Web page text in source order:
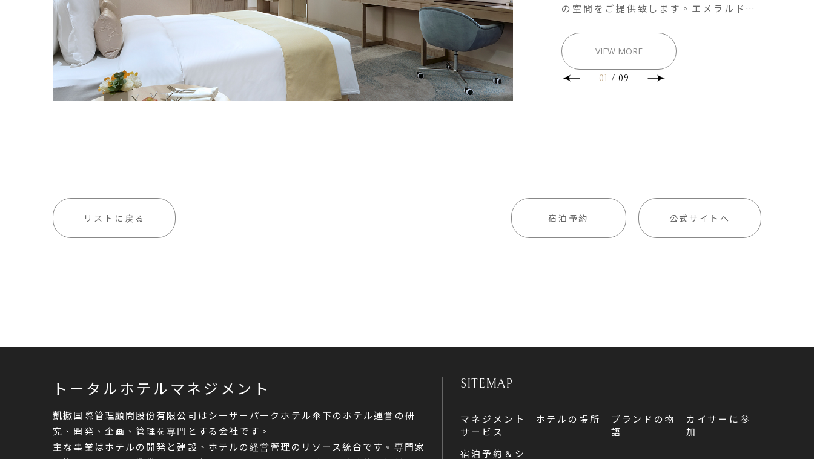
の空間をご提供致します。エメラルドグ
を木質素材とマッチし、温かみのある穏
やかな雰囲気を醸し出します。大理石で
作られたバスタブとシャワールームが備
VIEW MORE
01 / 09
リストに戻る 宿泊予約 公式サイトへ
トータルホテルマネジメント
凱撒国際管理顧問股份有限公司はシーザーパークホテル傘下のホテル運営の研
究、開発、企画、管理を専門とする会社です。
主な事業はホテルの開発と建設、ホテルの経営管理のリソース統合です。専門家
SITEMAP
マネジメント
サービス
ホテルの場所
ブランドの物
語
カイサーに参
加
宿泊予約＆シ